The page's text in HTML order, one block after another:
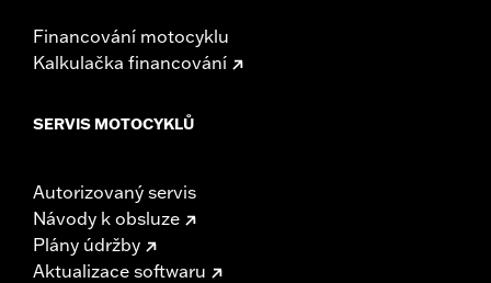
Financování motocyklu
Kalkulačka financování
SERVIS MOTOCYKLŮ
Autorizovaný servis
Návody k obsluze
Plány údržby
Aktualizace softwaru